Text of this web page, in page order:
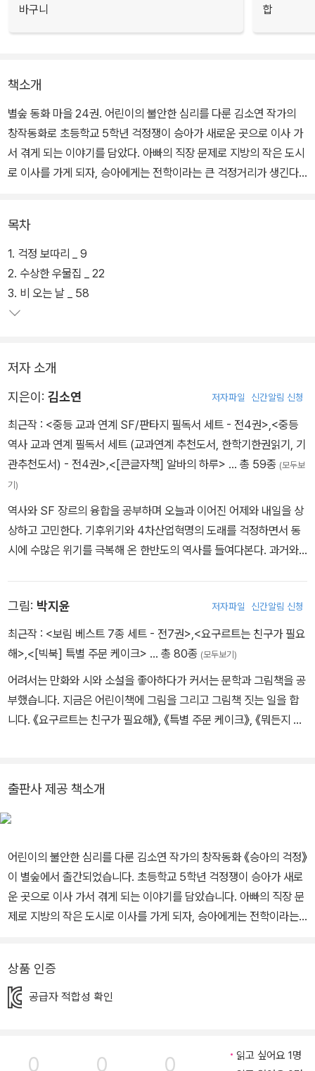
바구니
합
책소개
별숲 동화 마을 24권. 어린이의 불안한 심리를 다룬 김소연 작가의
창작동화로 초등학교 5학년 걱정쟁이 승아가 새로운 곳으로 이사 가
서 겪게 되는 이야기를 담았다. 아빠의 직장 문제로 지방의 작은 도시
로 이사를 가게 되자, 승아에게는 전학이라는 큰 걱정거리가 생긴다.
‘학교가 너무 멀면 어떡하지? 가는 길에 횡단보도는 몇 번이나 건너
야 하지? 차들이 쌩쌩 다니면 너무 위험하지 않을까? 새 선생님한테
첫인상을 잘못 보여 미운털 박히면 어떡하지? 반 아이들은 어떤 애들
일까?’ 엄마 아빠는 승아의 불안한 마음을 잘 이해하지 못한 채 겁 많
목차
1. 걱정 보따리 _ 9
2. 수상한 우물집 _ 22
3. 비 오는 날 _ 58
저자 소개
지은이: 김소연 저자파일 신간알림 신청
최근작 : <중등 교과 연계 SF/판타지 필독서 세트 - 전4권> <중등
역사 교과 연계 필독서 세트 (교과연계 추천도서, 한학기한권읽기, 기
관추천도서) - 전4권> <[큰글자책] 알바의 하루> … 총 59종 (모두보
기)
역사와 SF 장르의 융합을 공부하며 오늘과 이어진 어제와 내일을 상
상하고 고민한다. 기후위기와 4차산업혁명의 도래를 걱정하면서 동
시에 수많은 위기를 극복해 온 한반도의 역사를 들여다본다. 과거와
창비좋은어린이책 공모전에 당선되었으며 역사동화 『명혜』와 『꽃신』
으로 이름을 얻었다. 서울문화재단, 경기문화재단 지원 예술인에 선
정되었다. 최근에 나온 책으로는 『특이점』, 『반반 무 많이』, ‘헬조선
다.
그림: 박지윤 저자파일 신간알림 신청
최근작 : <보림 베스트 7종 세트 - 전7권> <요구르트는 친구가 필요
해> <[빅북] 특별 주문 케이크> … 총 80종 (모두보기)
어려서는 만화와 시와 소설을 좋아하다가 커서는 문학과 그림책을 공
부했습니다. 지금은 어린이책에 그림을 그리고 그림책 짓는 일을 합
니다. 《요구르트는 친구가 필요해》, 《특별 주문 케이크》, 《뭐든지 나
출판사 제공 책소개
어린이의 불안한 심리를 다룬 김소연 작가의 창작동화 《승아의 걱정》
이 별숲에서 출간되었습니다. 초등학교 5학년 걱정쟁이 승아가 새로
운 곳으로 이사 가서 겪게 되는 이야기를 담았습니다. 아빠의 직장 문
제로 지방의 작은 도시로 이사를 가게 되자, 승아에게는 전학이라는
너무 멀면 어떡하지? 가는 길에 횡단보도는 몇 번이나 건너야 하지?
차들이 쌩쌩 다니면 너무 위험하지 않을까? 새 선생님한테 첫인상을
많고 소심한 아이라며 한숨만 내쉴 뿐입니다. 다행히 선생님의 배려
상품 인증
공급자 적합성 확인
0 0 0
읽고 싶어요 1명